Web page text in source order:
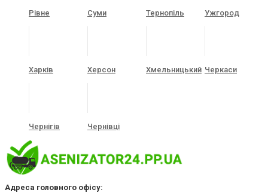
Рівне Суми Тернопіль Ужгород
Харків Херсон Хмельницький Черкаси
Чернігів Чернівці
Адреса головного офісу: